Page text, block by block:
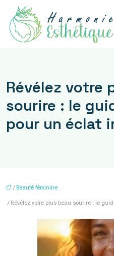
Révélez votre
sourire : le
pour un éclat
/ Beauté féminine
/ Révélez votre plus beau sourire : le